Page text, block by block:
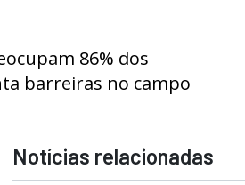
86% dos
barreiras no campo
Notícias relacionadas